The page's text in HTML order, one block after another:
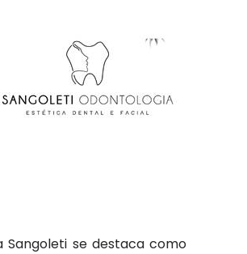
Sangoleti se destaca como